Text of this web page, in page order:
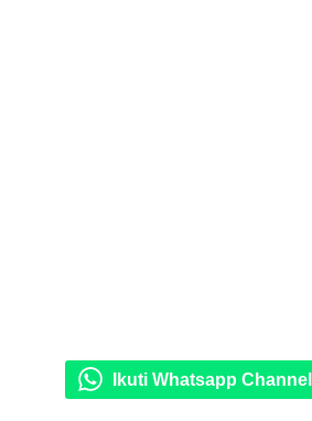
Ikuti Whatsapp